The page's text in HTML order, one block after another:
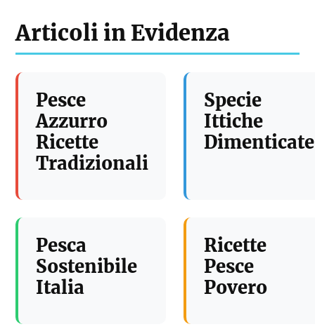
Articoli in Evidenza
Pesce
Azzurro
Ricette
Tradizionali
Specie
Ittiche
Dimenticate
Pesca
Sostenibile
Italia
Ricette
Pesce
Povero